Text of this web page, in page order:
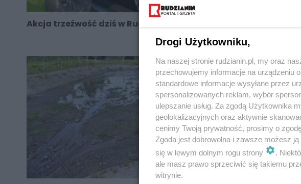
Akcja trzeźwość dziś w Rudzie Śląskiej
Drogi Użytkowniku,
Na naszej stronie rudzianin.pl, my oraz
przechowujemy informacje na urządzeniu
standardowe informacje wysyłane przez
spersonalizowanych reklam, wybór
ulepszanie usług. Za zgodą Użytkownika
geolokalizacyjnych oraz aktywnie
cenimy Twoją prywatność, prosimy o
Zgoda jest dobrowolna i zawsze możesz
się w lewym dolnym rogu strony
.
ale masz prawo sprzeciwić się takiemu
witrynie.